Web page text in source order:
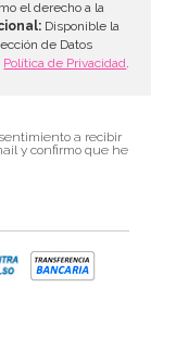
el derecho a la
Disponible la
de Datos
Política de Privacidad.
a recibir
y confirmo que he